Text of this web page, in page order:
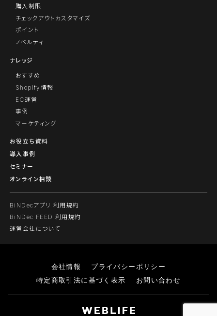
購入制限
チェックアウトカスタマイズ
ポイント
ノベルティ
ナレッジ
おすすめ
Shopify情報
EC運営
事例
マーケティング
お役立ち資料
導入事例
セミナー
オンライン相談
BiNDecアプリ 利用規約
BiNDec FEED 利用規約
運営会社について
会社情報
プライバシーポリシー
特定商取引法に基づく表示
お問い合わせ